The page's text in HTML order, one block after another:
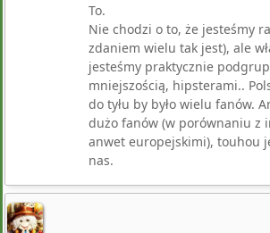
To.
Nie chodzi o to, że jesteśmy
zdaniem wielu tak jest), ale
jesteśmy praktycznie
mniejszością, hipsterami..
do tyłu by było wielu fanów.
dużo fanów (w porównaniu z
anwet europejskimi), touhou
nas.